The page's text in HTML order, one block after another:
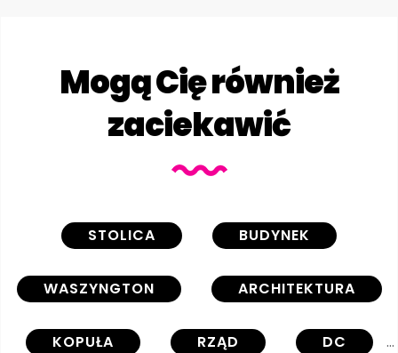
Mogą Cię również
zaciekawić
STOLICA BUDYNEK
WASZYNGTON ARCHITEKTURA
KOPUŁA RZĄD DC